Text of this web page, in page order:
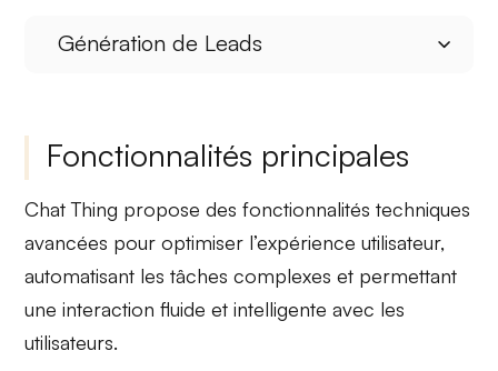
Génération de Leads
Fonctionnalités principales
Chat Thing propose des fonctionnalités techniques
avancées pour optimiser l’expérience utilisateur,
automatisant les tâches complexes et permettant
une interaction fluide et intelligente avec les
utilisateurs.